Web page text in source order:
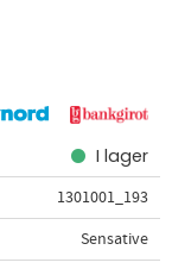
I lager
1301001_193
Sensative